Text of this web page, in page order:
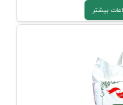
بیشتر